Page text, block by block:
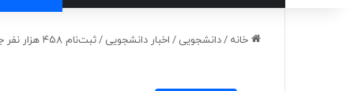
خانه /دانشجویی / اخبار دانشجویی /ثبت‌نام ۴۵۸ هزار نفر جویای کار در سامانه اشتغال